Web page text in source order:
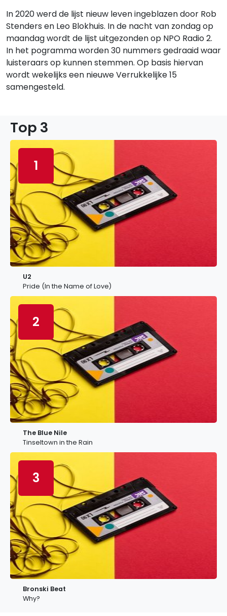
In 2020 werd de lijst nieuw leven ingeblazen door Rob
Stenders en Leo Blokhuis. In de nacht van zondag op
maandag wordt de lijst uitgezonden op NPO Radio 2.
In het pogramma worden 30 nummers gedraaid waar
luisteraars op kunnen stemmen. Op basis hiervan
wordt wekelijks een nieuwe Verrukkelijke 15
samengesteld.
Top 3
1
U2
Pride (In the Name of Love)
2
The Blue Nile
Tinseltown in the Rain
3
Bronski Beat
Why?